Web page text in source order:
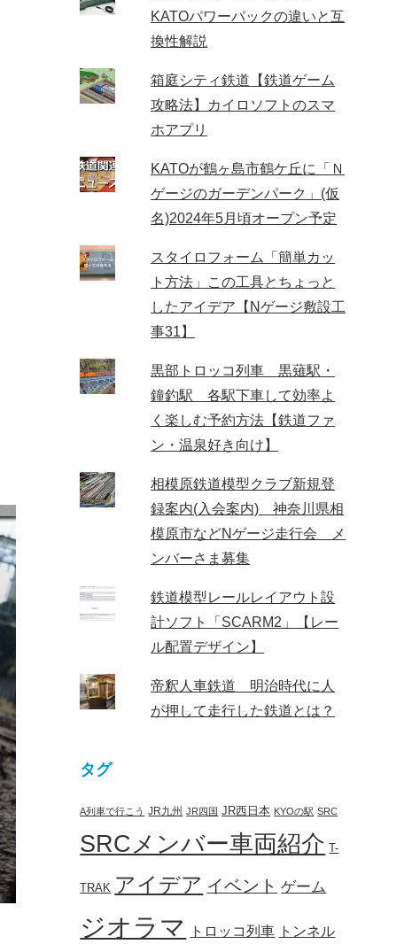
KATOパワーパックの違いと互
換性解説
箱庭シティ鉄道【鉄道ゲーム
攻略法】カイロソフトのスマ
ホアプリ
KATOが鶴ヶ島市鶴ケ丘に「Ｎ
ゲージのガーデンパーク」(仮
名)2024年5月頃オープン予定
スタイロフォーム「簡単カッ
ト方法」この工具とちょっと
したアイデア【Nゲージ敷設工
事31】
黒部トロッコ列車 黒薙駅・
鐘釣駅 各駅下車して効率よ
く楽しむ予約方法【鉄道ファ
ン・温泉好き向け】
相模原鉄道模型クラブ新規登
録案内(入会案内) 神奈川県相
模原市などNゲージ走行会 メ
ンバーさま募集
鉄道模型レールレイアウト設
計ソフト「SCARM2」【レー
ル配置デザイン】
帝釈人車鉄道 明治時代に人
が押して走行した鉄道とは？
タグ
A列車で行こう JR九州 JR四国 JR西日本 KYOの駅 SRC
SRCメンバー車両紹介 T-
TRAK アイデア イベント ゲーム
ジオラマ トロッコ列車 トンネル